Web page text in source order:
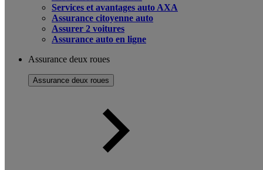
Services et avantages auto AXA
Assurance citoyenne auto
Assurer 2 voitures
Assurance auto en ligne
Assurance deux roues
Assurance deux roues